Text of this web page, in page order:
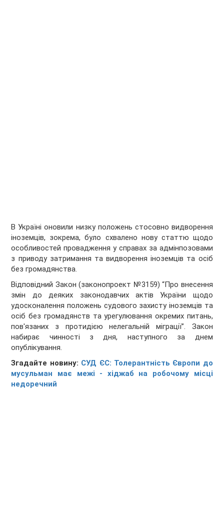
В Україні оновили низку положень стосовно видворення
іноземців, зокрема, було схвалено нову статтю щодо
особливостей провадження у справах за адмінпозовами
з приводу затримання та видворення іноземців та осіб
без громадянства.
Відповідний Закон (законопроект №3159) “Про внесення
змін до деяких законодавчих актів України щодо
удосконалення положень судового захисту іноземців та
осіб без громадянств та урегулювання окремих питань,
пов'язаних з протидією нелегальній міграції”. Закон
набирає чинності з дня, наступного за днем
опублікування.
Згадайте новину: СУД ЄС: Толерантність Європи до
мусульман має межі - хіджаб на робочому місці
недоречний